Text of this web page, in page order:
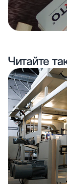
Читайте